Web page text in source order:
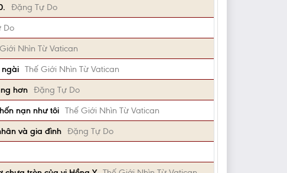
Đặng Tự Do
Do
Nhìn Từ Vatican
ngài Thế Giới Nhìn Từ Vatican
hơn Đặng Tự Do
nạn như tôi Thế Giới Nhìn Từ Vatican
và gia đình Đặng Tự Do